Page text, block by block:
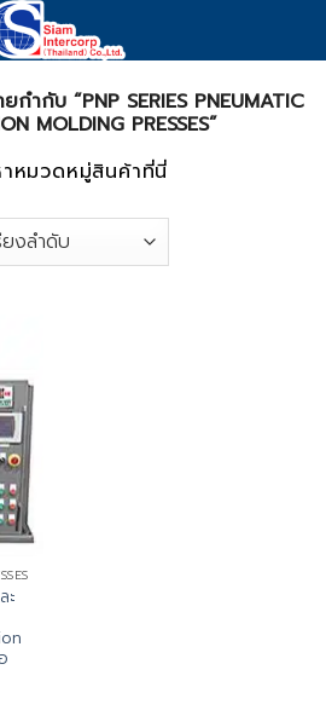
กำกับ “PNP SERIES PNEUMATIC
MOLDING PRESSES”
หมวดหมู่สินค้าที่นี่
ะ